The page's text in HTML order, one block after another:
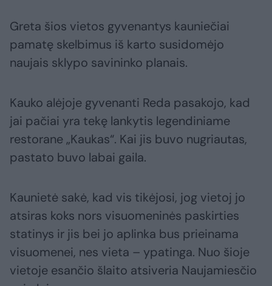
Greta šios vietos gyvenantys kauniečiai
pamatę skelbimus iš karto susidomėjo
naujais sklypo savininko planais.
Kauko alėjoje gyvenanti Reda pasakojo, kad
jai pačiai yra tekę lankytis legendiniame
restorane „Kaukas“. Kai jis buvo nugriautas,
pastato buvo labai gaila.
Kaunietė sakė, kad vis tikėjosi, jog vietoj jo
atsiras koks nors visuomeninės paskirties
statinys ir jis bei jo aplinka bus prieinama
visuomenei, nes vieta – ypatinga. Nuo šioje
vietoje esančio šlaito atsiveria Naujamiesčio